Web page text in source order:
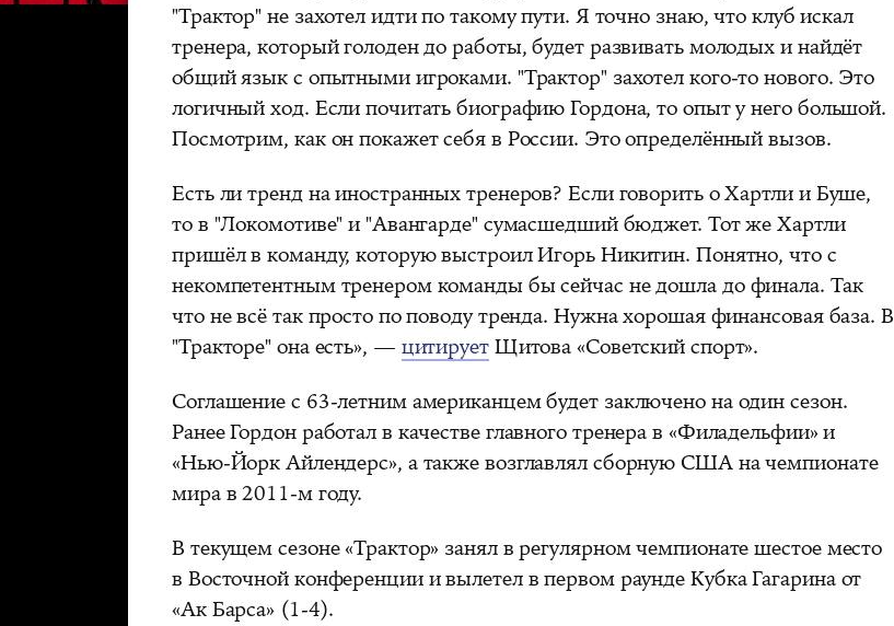
"Трактор" не захотел идти по такому пути. Я точно знаю, что клуб искал
тренера, который голоден до работы, будет развивать молодых и найдёт
общий язык с опытными игроками. "Трактор" захотел кого-то нового. Это
логичный ход. Если почитать биографию Гордона, то опыт у него большой.
Посмотрим, как он покажет себя в России. Это определённый вызов.
Есть ли тренд на иностранных тренеров? Если говорить о Хартли и Буше,
то в "Локомотиве" и "Авангарде" сумасшедший бюджет. Тот же Хартли
пришёл в команду, которую выстроил Игорь Никитин. Понятно, что с
некомпетентным тренером команды бы сейчас не дошла до финала. Так
что не всё так просто по поводу тренда. Нужна хорошая финансовая база. В
"Тракторе" она есть», — цитируетЩитова «Советский спорт».
Соглашение с 63‑летним американцем будет заключено на один сезон.
Ранее Гордон работал в качестве главного тренера в «Филадельфии» и
«Нью-Йорк Айлендерс», а также возглавлял сборную США на чемпионате
мира в 2011-м году.
В текущем сезоне «Трактор» занял в регулярном чемпионате шестое место
в Восточной конференции и вылетел в первом раунде Кубка Гагарина от
«Ак Барса» (1-4).